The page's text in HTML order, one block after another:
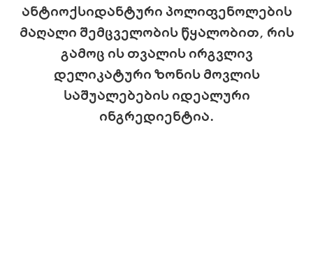
ანტიოქსიდანტური პოლიფენოლების
მაღალი შემცველობის წყალობით, რის
გამოც ის თვალის ირგვლივ
დელიკატური ზონის მოვლის
საშუალებების იდეალური
ინგრედიენტია.